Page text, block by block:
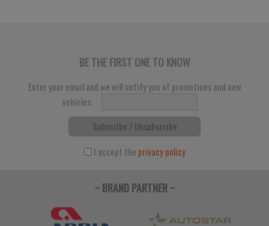
BE THE FIRST ONE TO KNOW
Enter your email and we will notify you of promotions and new
vehicles:
Subscribe / Unsubscribe
I accept the privacy policy
~ BRAND PARTNER ~